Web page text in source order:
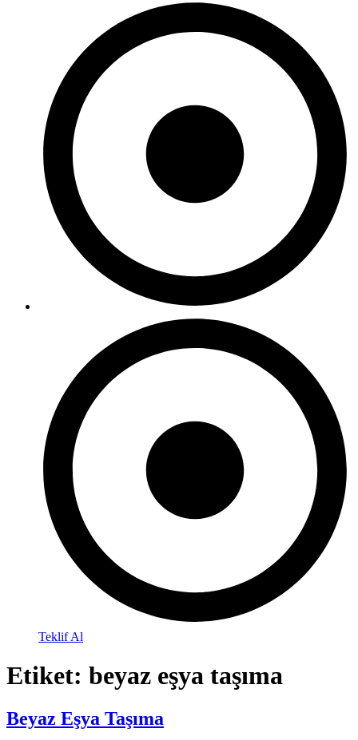
Teklif Al
Etiket: beyaz eşya taşıma
Beyaz Eşya Taşıma